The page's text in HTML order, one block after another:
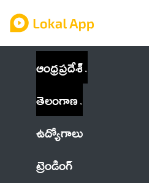
ఆంధ్రప్రదేశ్
తెలంగాణ
ఉద్యోగాలు
ట్రెండింగ్